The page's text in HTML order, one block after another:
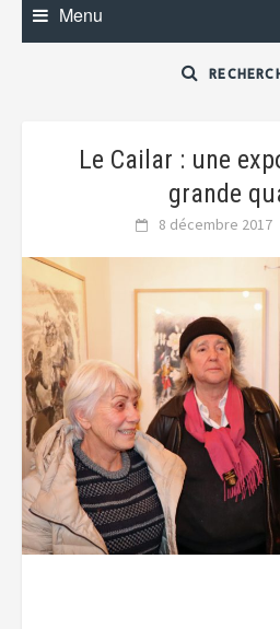
Menu
Le Cailar : une
grande
8 décembre 2017